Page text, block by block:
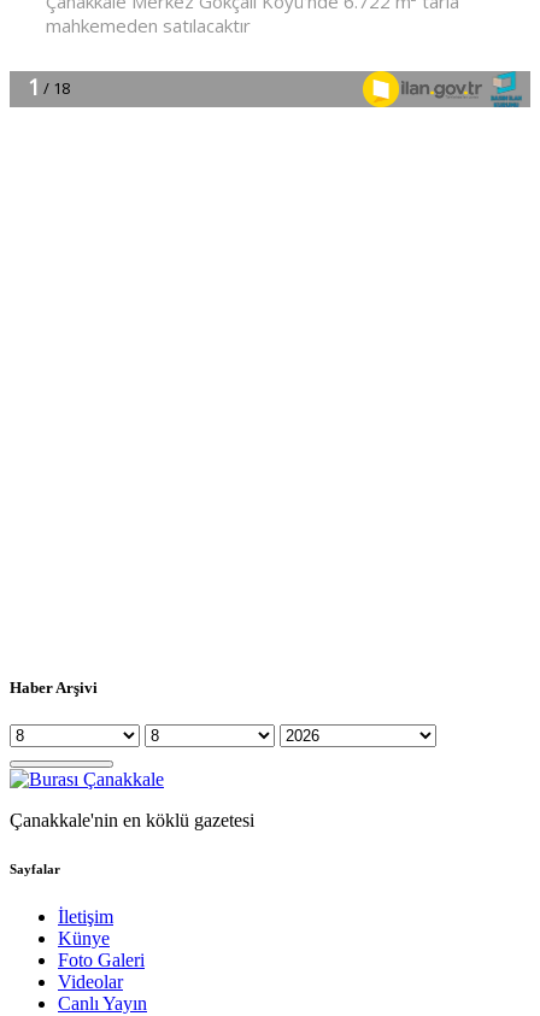
Haber Arşivi
Çanakkale'nin en köklü gazetesi
Sayfalar
İletişim
Künye
Foto Galeri
Videolar
Canlı Yayın